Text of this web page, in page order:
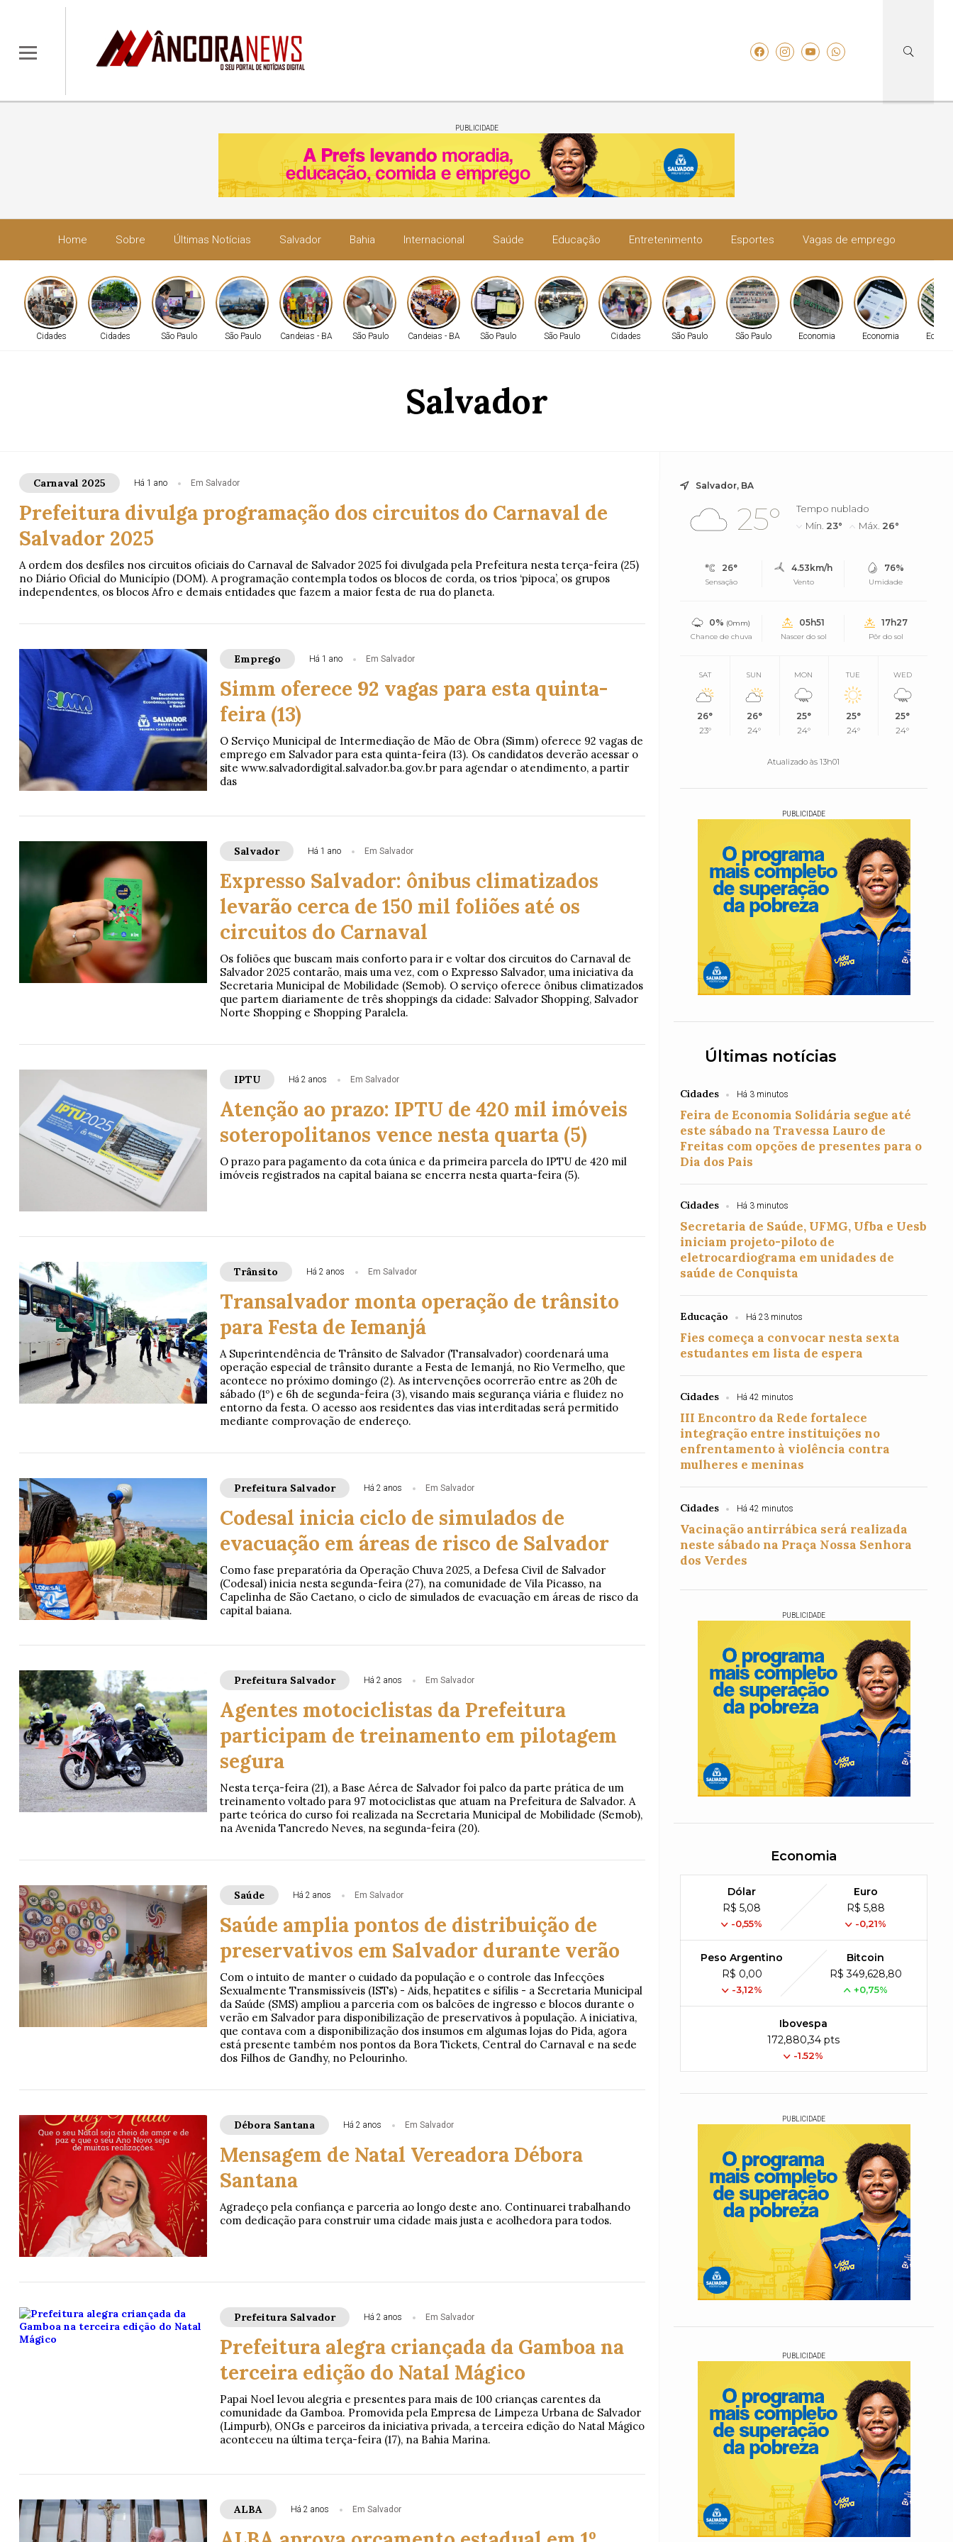
PUBLICIDADE
Home Sobre Últimas Notícias Salvador Bahia Internacional Saúde Educação Entretenimento Esportes Vagas de emprego
Cidades Cidades São Paulo São Paulo Candeias - BA São Paulo Candeias - BA São Paulo São Paulo Cidades São Paulo São Paulo Economia Economia
Salvador
Carnaval 2025 Há 1 ano Em Salvador
Prefeitura divulga programação dos circuitos do Carnaval de
Salvador 2025
A ordem dos desfiles nos circuitos oficiais do Carnaval de Salvador 2025 foi divulgada pela Prefeitura nesta terça-feira (25)
no Diário Oficial do Município (DOM). A programação contempla todos os blocos de corda, os trios ‘pipoca’, os grupos
independentes, os blocos Afro e demais entidades que fazem a maior festa de rua do planeta.
Emprego Há 1 ano Em Salvador
Simm oferece 92 vagas para esta quinta-
feira (13)
O Serviço Municipal de Intermediação de Mão de Obra (Simm) oferece 92 vagas de
emprego em Salvador para esta quinta-feira (13). Os candidatos deverão acessar o
site www.salvadordigital.salvador.ba.gov.br para agendar o atendimento, a partir
das
Salvador Há 1 ano Em Salvador
Expresso Salvador: ônibus climatizados
levarão cerca de 150 mil foliões até os
circuitos do Carnaval
Os foliões que buscam mais conforto para ir e voltar dos circuitos do Carnaval de
Salvador 2025 contarão, mais uma vez, com o Expresso Salvador, uma iniciativa da
Secretaria Municipal de Mobilidade (Semob). O serviço oferece ônibus climatizados
que partem diariamente de três shoppings da cidade: Salvador Shopping, Salvador
Norte Shopping e Shopping Paralela.
IPTU Há 2 anos Em Salvador
Atenção ao prazo: IPTU de 420 mil imóveis
soteropolitanos vence nesta quarta (5)
O prazo para pagamento da cota única e da primeira parcela do IPTU de 420 mil
imóveis registrados na capital baiana se encerra nesta quarta-feira (5).
Trânsito Há 2 anos Em Salvador
Transalvador monta operação de trânsito
para Festa de Iemanjá
A Superintendência de Trânsito de Salvador (Transalvador) coordenará uma
operação especial de trânsito durante a Festa de Iemanjá, no Rio Vermelho, que
acontece no próximo domingo (2). As intervenções ocorrerão entre as 20h de
sábado (1º) e 6h de segunda-feira (3), visando mais segurança viária e fluidez no
entorno da festa. O acesso aos residentes das vias interditadas será permitido
mediante comprovação de endereço.
Prefeitura Salvador Há 2 anos Em Salvador
Codesal inicia ciclo de simulados de
evacuação em áreas de risco de Salvador
Como fase preparatória da Operação Chuva 2025, a Defesa Civil de Salvador
(Codesal) inicia nesta segunda-feira (27), na comunidade de Vila Picasso, na
Capelinha de São Caetano, o ciclo de simulados de evacuação em áreas de risco da
capital baiana.
Prefeitura Salvador Há 2 anos Em Salvador
Agentes motociclistas da Prefeitura
participam de treinamento em pilotagem
segura
Nesta terça-feira (21), a Base Aérea de Salvador foi palco da parte prática de um
treinamento voltado para 97 motociclistas que atuam na Prefeitura de Salvador. A
parte teórica do curso foi realizada na Secretaria Municipal de Mobilidade (Semob),
na Avenida Tancredo Neves, na segunda-feira (20).
Saúde Há 2 anos Em Salvador
Saúde amplia pontos de distribuição de
preservativos em Salvador durante verão
Com o intuito de manter o cuidado da população e o controle das Infecções
Sexualmente Transmissíveis (ISTs) - Aids, hepatites e sífilis - a Secretaria Municipal
da Saúde (SMS) ampliou a parceria com os balcões de ingresso e blocos durante o
verão em Salvador para disponibilização de preservativos à população. A iniciativa,
que contava com a disponibilização dos insumos em algumas lojas do Pida, agora
está presente também nos pontos da Bora Tickets, Central do Carnaval e na sede
dos Filhos de Gandhy, no Pelourinho.
Débora Santana Há 2 anos Em Salvador
Mensagem de Natal Vereadora Débora
Santana
Agradeço pela confiança e parceria ao longo deste ano. Continuarei trabalhando
com dedicação para construir uma cidade mais justa e acolhedora para todos.
Prefeitura Salvador Há 2 anos Em Salvador
Prefeitura alegra criançada da Gamboa na
terceira edição do Natal Mágico
Papai Noel levou alegria e presentes para mais de 100 crianças carentes da
comunidade da Gamboa. Promovida pela Empresa de Limpeza Urbana de Salvador
(Limpurb), ONGs e parceiros da iniciativa privada, a terceira edição do Natal Mágico
aconteceu na última terça-feira (17), na Bahia Marina.
ALBA Há 2 anos Em Salvador
Salvador, BA
25°
Tempo nublado
Mín. 23° Máx. 26°
26°
Sensação
4.53km/h
Vento
76%
Umidade
0% (0mm)
Chance de chuva
05h51
Nascer do sol
17h27
Pôr do sol
SAT
26°
23°
SUN
26°
24°
MON
25°
24°
TUE
25°
24°
WED
25°
24°
Atualizado às 13h01
PUBLICIDADE
Últimas notícias
Cidades Há 3 minutos
Feira de Economia Solidária segue até
este sábado na Travessa Lauro de
Freitas com opções de presentes para o
Dia dos Pais
Cidades Há 3 minutos
Secretaria de Saúde, UFMG, Ufba e Uesb
iniciam projeto-piloto de
eletrocardiograma em unidades de
saúde de Conquista
Educação Há 23 minutos
Fies começa a convocar nesta sexta
estudantes em lista de espera
Cidades Há 42 minutos
III Encontro da Rede fortalece
integração entre instituições no
enfrentamento à violência contra
mulheres e meninas
Cidades Há 42 minutos
Vacinação antirrábica será realizada
neste sábado na Praça Nossa Senhora
dos Verdes
PUBLICIDADE
Economia
Dólar
R$ 5,08
-0,55%
Euro
R$ 5,88
-0,21%
Peso Argentino
R$ 0,00
-3,12%
Bitcoin
R$ 349,628,80
+0,75%
Ibovespa
172,880,34 pts
-1.52%
PUBLICIDADE
PUBLICIDADE